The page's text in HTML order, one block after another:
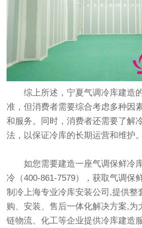
综上所述，宁夏气调冷库建造
准，但消费者需要综合考虑多种因
和服务。同时，消费者还需要了解
法，以保证冷库的长期运营和维护。
如您需要建造一座气调保鲜冷
冷（400-861-7579），获取气调保
制冷上海专业冷库安装公司 ,提供整
购、安装、售后一体化解决方案,为
链物流、化工等企业提供冷库建造